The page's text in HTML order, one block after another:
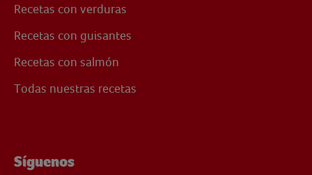
Recetas con verduras
Recetas con guisantes
Recetas con salmón
Todas nuestras recetas
Síguenos